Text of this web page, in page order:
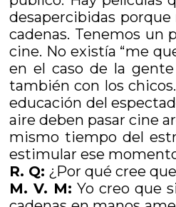
desapercibidas
cadenas. Tenemos un
cine. No existía “me
en el caso de la
también con los
educación del
aire deben pasar cine
mismo tiempo del
estimular ese
R. Q: ¿Por qué cree
M. V. M: Yo creo que